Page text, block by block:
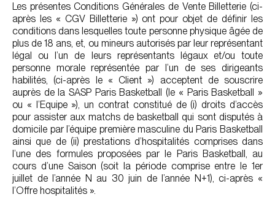
Les présentes Conditions Générales de Vente Billetterie (ci-
après les « CGV Billetterie ») ont pour objet de définir les
conditions dans lesquelles toute personne physique âgée de
plus de 18 ans, et, ou mineurs autorisés par leur représentant
légal ou l’un de leurs représentants légaux et/ou toute
personne morale représentée par l’un de ses dirigeants
habilités, (ci-après le « Client ») acceptent de souscrire
auprès de la SASP Paris Basketball (le « Paris Basketball »
ou « l’Equipe »), un contrat constitué de (i) droits d’accès
pour assister aux matchs de basketball qui sont disputés à
domicile par l’équipe première masculine du Paris Basketball
ainsi que de (ii) prestations d’hospitalités comprises dans
l’une des formules proposées par le Paris Basketball, au
cours d’une Saison (soit la période comprise entre le 1er
juillet de l’année N au 30 juin de l’année N+1), ci-après «
l’Offre hospitalités ».